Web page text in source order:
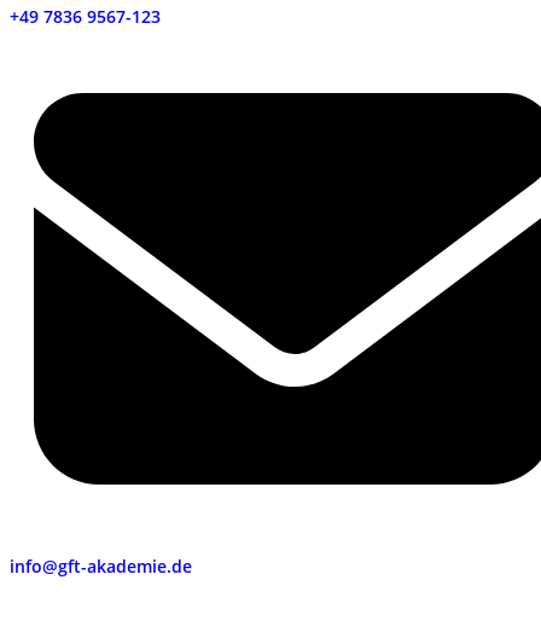
+49 7836 9567-123
info@gft-akademie.de